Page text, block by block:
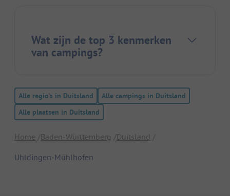
Wat zijn de top 3 kenmerken
van campings?
Alle regio's in Duitsland
Alle campings in Duitsland
Alle plaatsen in Duitsland
Home Baden-Württemberg
Duitsland
Uhldingen-Mühlhofen